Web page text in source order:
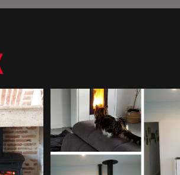
À
Installation
Bois Dans
Avec Ma Prime
RGE